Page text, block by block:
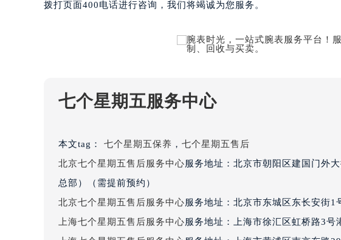
黑龙江省黑河市爱辉区中央街七个星期五售后服务中
黑龙江省佳木斯市向阳区长安路七个星期五售后服务
黑龙江省牡丹江市东安区太平路七个星期五售后服务
黑龙江省齐齐哈尔市龙沙区龙华路七个星期五售后服
黑龙江省双鸭山市尖山区新兴大街七个星期五售后服
黑龙江省伊春市伊美区通河路七个星期五售后服务中
吉林省白城市洮北区明仁南街七个星期五售后服务中
吉林省辽源市龙山区人民大街七个星期五售后服务中
吉林省梅河口市新华街道梅河大街七个星期五售后服
拨打页面400电话进行咨询，我们将竭诚为您服务。
七个星期五服务中心
本文tag： 七个星期五保养 ， 七个星期五售后
北京七个星期五售后服务中心 服务地址：北京市朝阳区建国门外
总部）（需提前预约）
北京七个星期五售后服务中心 服务地址：北京市东城区东长安街1
上海七个星期五售后服务中心 服务地址：上海市徐汇区虹桥路3号